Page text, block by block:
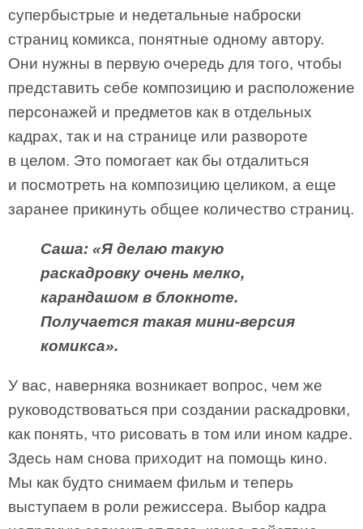
супербыстрые и недетальные наброски
страниц комикса, понятные одному автору.
Они нужны в первую очередь для того, чтобы
представить себе композицию и расположение
персонажей и предметов как в отдельных
кадрах, так и на странице или развороте
в целом. Это помогает как бы отдалиться
и посмотреть на композицию целиком, а еще
заранее прикинуть общее количество страниц.
Саша: «Я делаю такую
раскадровку очень мелко,
карандашом в блокноте.
Получается такая мини-версия
комикса».
У вас, наверняка возникает вопрос, чем же
руководствоваться при создании раскадровки,
как понять, что рисовать в том или ином кадре.
Здесь нам снова приходит на помощь кино.
Мы как будто снимаем фильм и теперь
выступаем в роли режиссера. Выбор кадра